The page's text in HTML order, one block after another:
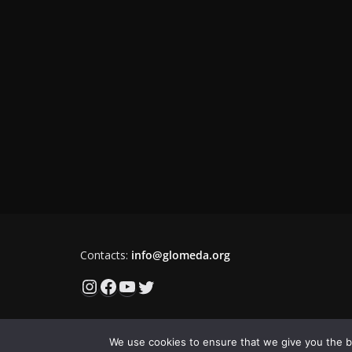
Contacts: info@glomeda.org
Instagram
Facebook
YouTube
Twitter
We use cookies to ensure that we give you the